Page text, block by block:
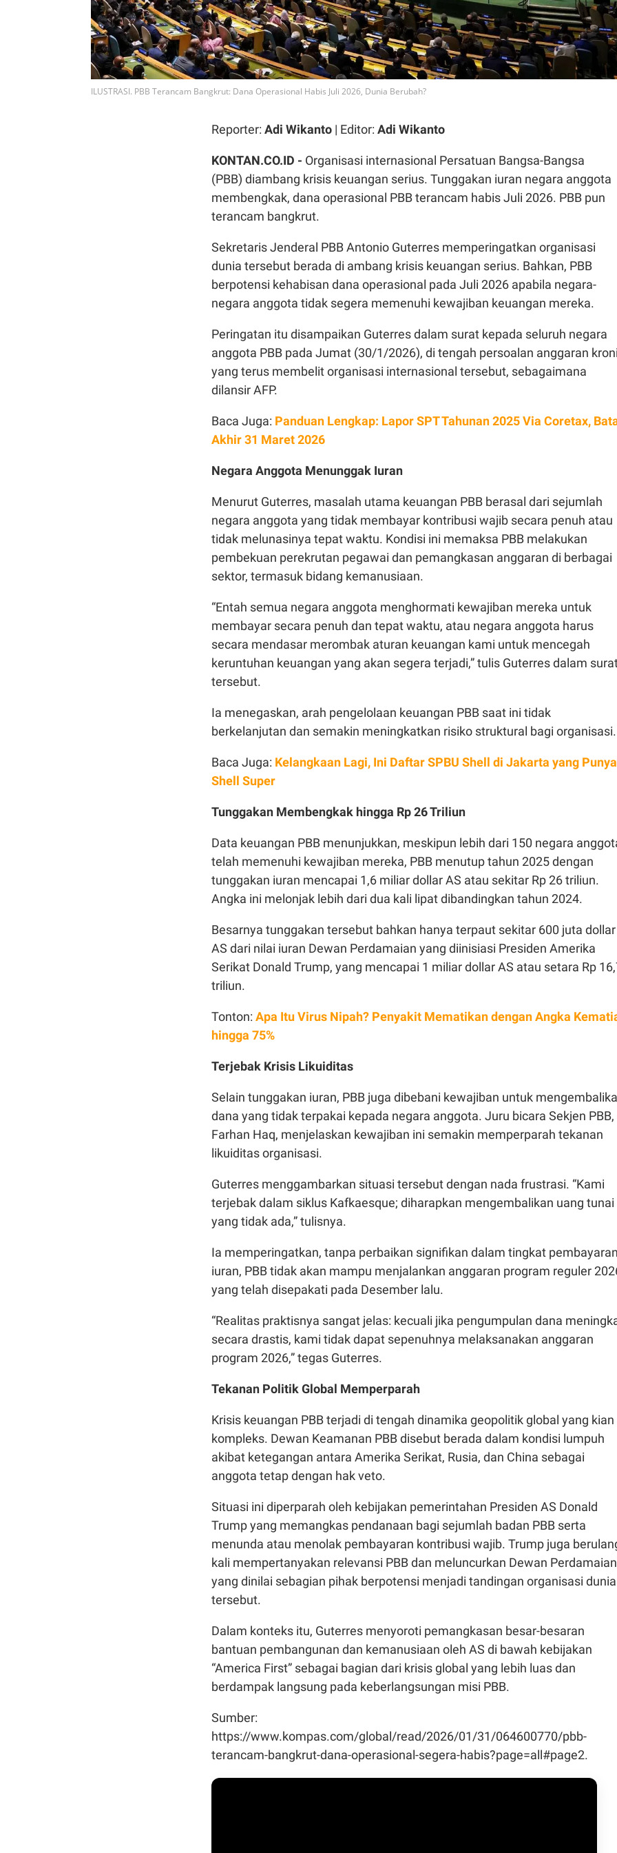
ILUSTRASI. PBB Terancam Bangkrut: Dana Operasional Habis Juli 2026, Dunia Berubah?
Reporter: Adi Wikanto | Editor: Adi Wikanto
KONTAN.CO.ID - Organisasi internasional Persatuan Bangsa-Bangsa
(PBB) diambang krisis keuangan serius. Tunggakan iuran negara anggota
membengkak, dana operasional PBB terancam habis Juli 2026. PBB pun
terancam bangkrut.
Sekretaris Jenderal PBB Antonio Guterres memperingatkan organisasi
dunia tersebut berada di ambang krisis keuangan serius. Bahkan, PBB
berpotensi kehabisan dana operasional pada Juli 2026 apabila negara-
negara anggota tidak segera memenuhi kewajiban keuangan mereka.
Peringatan itu disampaikan Guterres dalam surat kepada seluruh negara
anggota PBB pada Jumat (30/1/2026), di tengah persoalan anggaran
yang terus membelit organisasi internasional tersebut, sebagaimana
dilansir AFP.
Baca Juga: Panduan Lengkap: Lapor SPT Tahunan 2025 Via Coretax,
Akhir 31 Maret 2026
Negara Anggota Menunggak Iuran
Menurut Guterres, masalah utama keuangan PBB berasal dari sejumlah
negara anggota yang tidak membayar kontribusi wajib secara penuh atau
tidak melunasinya tepat waktu. Kondisi ini memaksa PBB melakukan
pembekuan perekrutan pegawai dan pemangkasan anggaran di berbagai
sektor, termasuk bidang kemanusiaan.
“Entah semua negara anggota menghormati kewajiban mereka untuk
membayar secara penuh dan tepat waktu, atau negara anggota harus
secara mendasar merombak aturan keuangan kami untuk mencegah
keruntuhan keuangan yang akan segera terjadi,” tulis Guterres dalam
tersebut.
Ia menegaskan, arah pengelolaan keuangan PBB saat ini tidak
berkelanjutan dan semakin meningkatkan risiko struktural bagi organisasi.
Baca Juga: Kelangkaan Lagi, Ini Daftar SPBU Shell di Jakarta yang Punya
Shell Super
Tunggakan Membengkak hingga Rp 26 Triliun
Data keuangan PBB menunjukkan, meskipun lebih dari 150 negara
telah memenuhi kewajiban mereka, PBB menutup tahun 2025 dengan
tunggakan iuran mencapai 1,6 miliar dollar AS atau sekitar Rp 26 triliun.
Angka ini melonjak lebih dari dua kali lipat dibandingkan tahun 2024.
Besarnya tunggakan tersebut bahkan hanya terpaut sekitar 600 juta dollar
AS dari nilai iuran Dewan Perdamaian yang diinisiasi Presiden Amerika
Serikat Donald Trump, yang mencapai 1 miliar dollar AS atau setara Rp
triliun.
Tonton: Apa Itu Virus Nipah? Penyakit Mematikan dengan Angka
hingga 75%
Terjebak Krisis Likuiditas
Selain tunggakan iuran, PBB juga dibebani kewajiban untuk
dana yang tidak terpakai kepada negara anggota. Juru bicara Sekjen PBB,
Farhan Haq, menjelaskan kewajiban ini semakin memperparah tekanan
likuiditas organisasi.
Guterres menggambarkan situasi tersebut dengan nada frustrasi. “Kami
terjebak dalam siklus Kafkaesque; diharapkan mengembalikan uang tunai
yang tidak ada,” tulisnya.
Ia memperingatkan, tanpa perbaikan signifikan dalam tingkat pembayaran
iuran, PBB tidak akan mampu menjalankan anggaran program reguler
yang telah disepakati pada Desember lalu.
“Realitas praktisnya sangat jelas: kecuali jika pengumpulan dana
secara drastis, kami tidak dapat sepenuhnya melaksanakan anggaran
program 2026,” tegas Guterres.
Tekanan Politik Global Memperparah
Krisis keuangan PBB terjadi di tengah dinamika geopolitik global yang kian
kompleks. Dewan Keamanan PBB disebut berada dalam kondisi lumpuh
akibat ketegangan antara Amerika Serikat, Rusia, dan China sebagai
anggota tetap dengan hak veto.
Situasi ini diperparah oleh kebijakan pemerintahan Presiden AS Donald
Trump yang memangkas pendanaan bagi sejumlah badan PBB serta
menunda atau menolak pembayaran kontribusi wajib. Trump juga
kali mempertanyakan relevansi PBB dan meluncurkan Dewan Perdamaian
yang dinilai sebagian pihak berpotensi menjadi tandingan organisasi dunia
tersebut.
Dalam konteks itu, Guterres menyoroti pemangkasan besar-besaran
bantuan pembangunan dan kemanusiaan oleh AS di bawah kebijakan
“America First” sebagai bagian dari krisis global yang lebih luas dan
berdampak langsung pada keberlangsungan misi PBB.
Sumber:
https://www.kompas.com/global/read/2026/01/31/064600770/pbb-
terancam-bangkrut-dana-operasional-segera-habis?page=all#page2.